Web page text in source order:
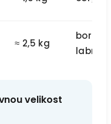
≈ 2,5 kg
border
velikost